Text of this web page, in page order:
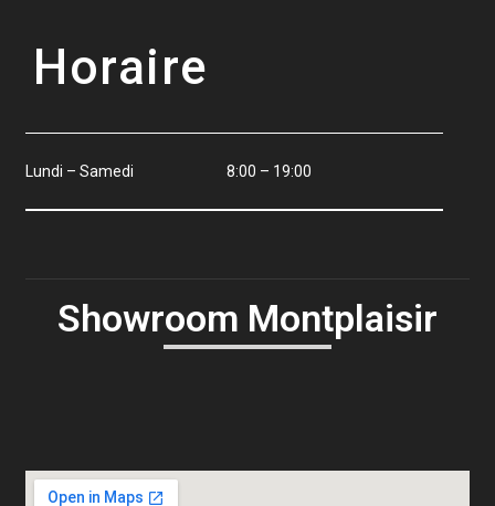
Horaire
Lundi – Samedi 8:00 – 19:00
Showroom Montplaisir